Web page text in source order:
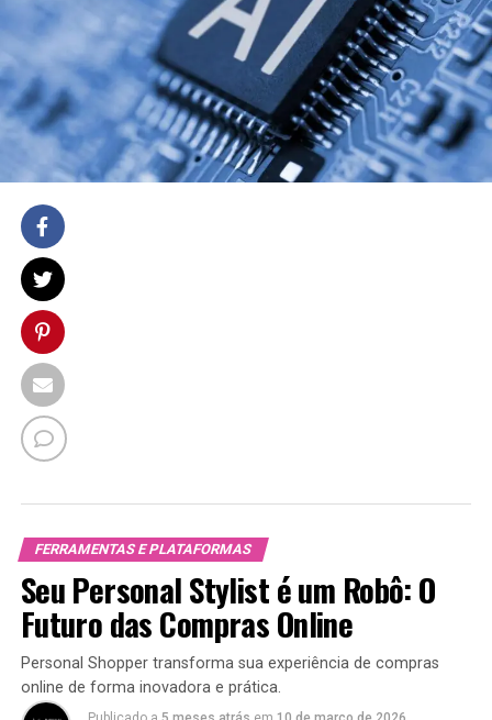
FERRAMENTAS E PLATAFORMAS
Seu Personal Stylist é um Robô: O
Futuro das Compras Online
Personal Shopper transforma sua experiência de compras
online de forma inovadora e prática.